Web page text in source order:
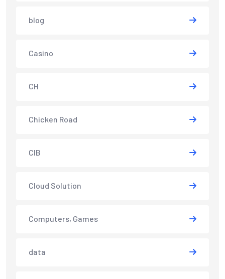
blog
Casino
CH
Chicken Road
CIB
Cloud Solution
Computers, Games
data